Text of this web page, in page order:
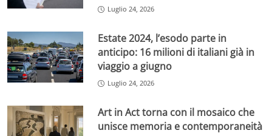
Luglio 24, 2026
Estate 2024, l’esodo parte in
anticipo: 16 milioni di italiani già in
viaggio a giugno
Luglio 24, 2026
Art in Act torna con il mosaico che
unisce memoria e contemporaneità